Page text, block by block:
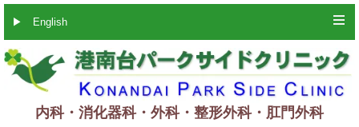
▶ English
内科・消化器科・外科・整形外科・肛門外科